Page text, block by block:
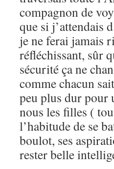
compagnon de
que si j’attendais
je ne ferai jamais
réfléchissant, sûr
sécurité ça ne
comme chacun
peu plus dur pour
nous les filles (
l’habitude de se
boulot, ses
rester belle